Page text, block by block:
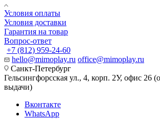
Условия оплаты
Условия доставки
Гарантия на товар
Вопрос-ответ
+7 (812) 959-24-60
hello@mimoplay.ru office@mimoplay.ru
Санкт-Петербург
Гельсингфорсская ул., 4, корп. 2У, офис 26
выдачи)
Вконтакте
WhatsApp